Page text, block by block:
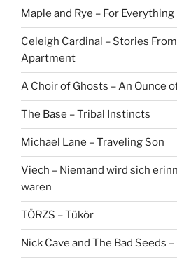
Maple and Rye – For Everything
Celeigh Cardinal – Stories
Apartment
A Choir of Ghosts – An Ounce
The Base – Tribal Instincts
Michael Lane – Traveling Son
Viech – Niemand wird sich
waren
TÖRZS – Tükör
Nick Cave and The Bad Seeds